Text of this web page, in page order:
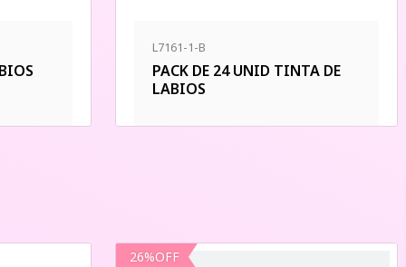
L7161-1-B
PACK DE 24 UNID TINTA DE
LABIOS
26%OFF